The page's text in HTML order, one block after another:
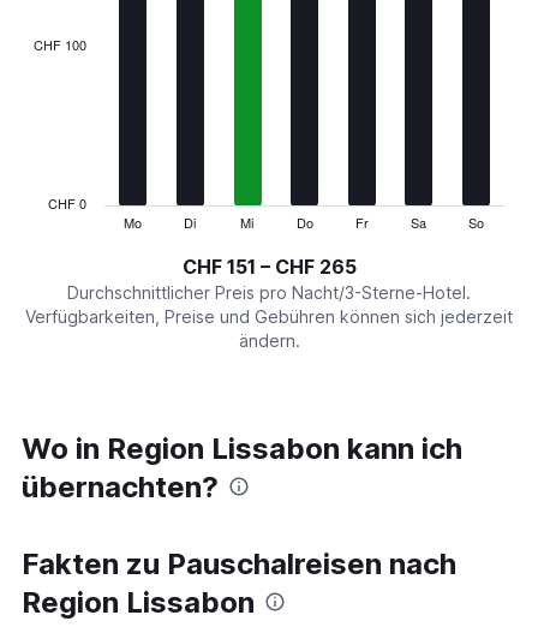
categories.
values.
Range:
Mo Di Mi Do Fr Sa So
CHF 0
CHF 100
CHF 151 – CHF 265
Durchschnittlicher Preis pro Nacht/3-Sterne-Hotel.
Verfügbarkeiten, Preise und Gebühren können sich jederzeit
ändern.
Wo in Region Lissabon kann ich
übernachten?
Fakten zu Pauschalreisen nach
Region Lissabon